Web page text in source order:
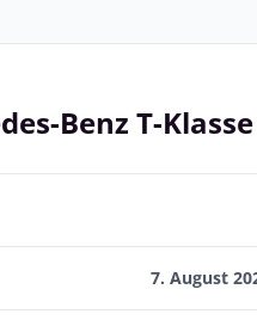
Benz T-
7. August